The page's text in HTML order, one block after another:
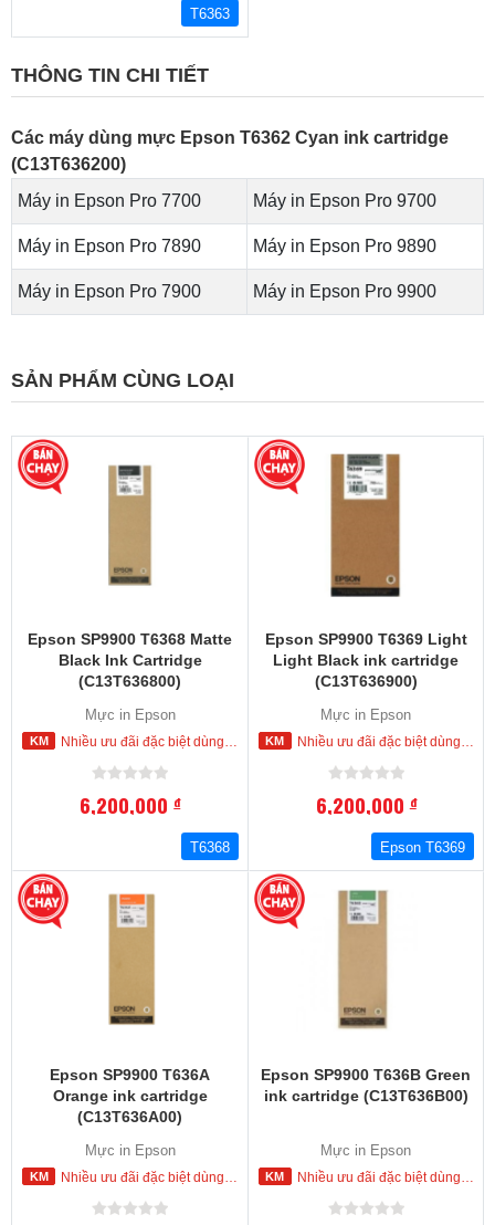
T6363
THÔNG TIN CHI TIẾT
Các máy dùng mực Epson T6362 Cyan ink cartridge
(C13T636200)
Máy in Epson Pro 7700
Máy in Epson Pro 9700
Máy in Epson Pro 7890 Máy in Epson Pro 9890
Máy in Epson Pro 7900 Máy in Epson Pro 9900
SẢN PHẨM CÙNG LOẠI
Epson SP9900 T6368 Matte
Black Ink Cartridge
(C13T636800)
Mực in Epson
Nhiều ưu đãi đặc biệt dùng cho khách hàng đặt mua ngay trong hôm nay
6,200,000đ
T6368
Epson SP9900 T6369 Light
Light Black ink cartridge
(C13T636900)
Mực in Epson
Nhiều ưu đãi đặc biệt dùng cho khách hàng đặt mua ngay trong hôm nay
6,200,000đ
Epson T6369
Epson SP9900 T636A
Orange ink cartridge
(C13T636A00)
Mực in Epson
Nhiều ưu đãi đặc biệt dùng cho khách hàng đặt mua ngay trong hôm nay
Epson SP9900 T636B Green
ink cartridge (C13T636B00)
Mực in Epson
Nhiều ưu đãi đặc biệt dùng cho khách hàng đặt mua ngay trong hôm nay